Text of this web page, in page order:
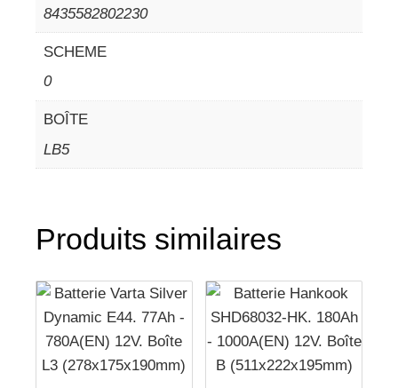
8435582802230
SCHEME
0
BOÎTE
LB5
Produits similaires